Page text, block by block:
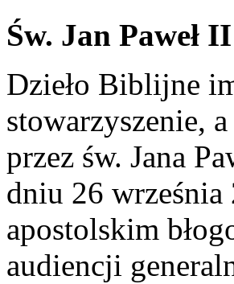
Św. Jan Paweł
Dzieło Biblijne
stowarzyszenie,
przez św. Jana
dniu 26 września
apostolskim
audiencji